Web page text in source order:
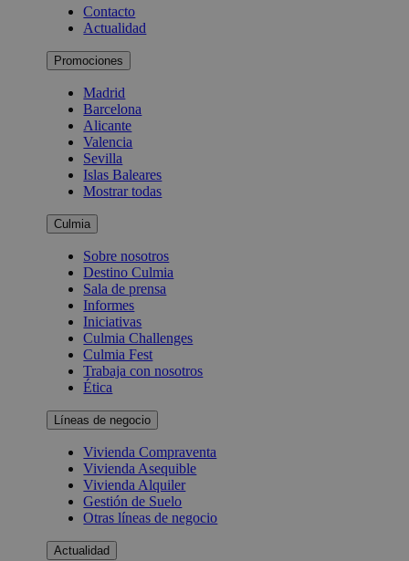
Contacto
Actualidad
Promociones
Madrid
Barcelona
Alicante
Valencia
Sevilla
Islas Baleares
Mostrar todas
Culmia
Sobre nosotros
Destino Culmia
Sala de prensa
Informes
Iniciativas
Culmia Challenges
Culmia Fest
Trabaja con nosotros
Ética
Líneas de negocio
Vivienda Compraventa
Vivienda Asequible
Vivienda Alquiler
Gestión de Suelo
Otras líneas de negocio
Actualidad